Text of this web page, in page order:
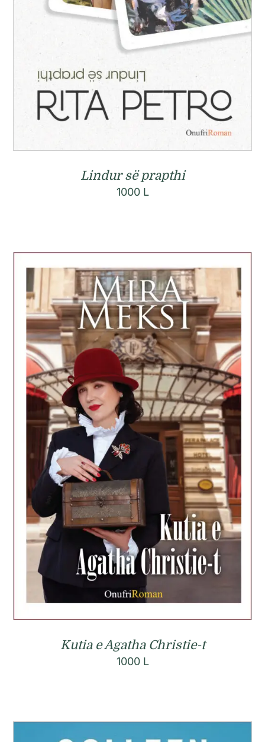
Lindur së prapthi
1000 L
Kutia e Agatha Christie-t
1000 L